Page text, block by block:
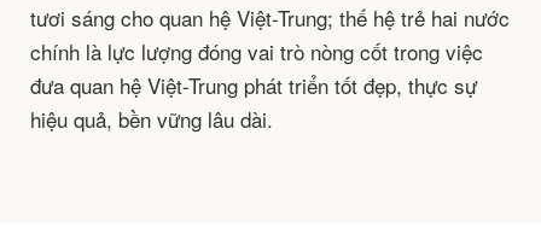
tươi sáng cho quan hệ Việt-Trung; thế hệ trẻ hai nước
chính là lực lượng đóng vai trò nòng cốt trong việc
đưa quan hệ Việt-Trung phát triển tốt đẹp, thực sự
hiệu quả, bền vững lâu dài.